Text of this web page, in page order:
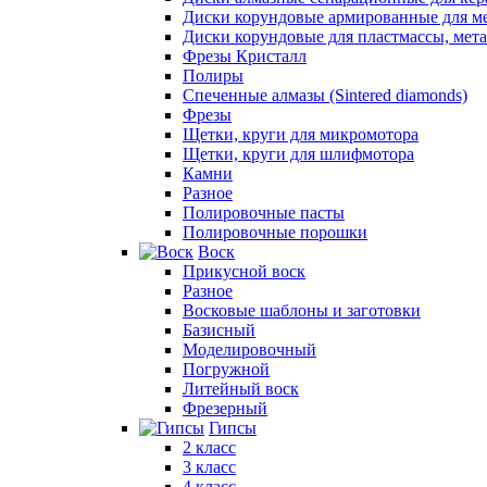
Диски корундовые армированные для
Диски корундовые для пластмассы,
Фрезы Кристалл
Полиры
Спеченные алмазы (Sintered diamonds)
Фрезы
Щетки, круги для микромотора
Щетки, круги для шлифмотора
Камни
Разное
Полировочные пасты
Полировочные порошки
Воск
Прикусной воск
Разное
Восковые шаблоны и заготовки
Базисный
Моделировочный
Погружной
Литейный воск
Фрезерный
Гипсы
2 класс
3 класс